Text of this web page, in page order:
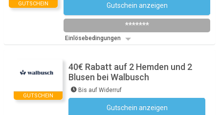
GUTSCHEIN Gutschein anzeigen
*******
Einlösebedingungen
GUTSCHEIN
40€ Rabatt auf 2 Hemden und 2
Blusen bei Walbusch
Bis auf Widerruf
Gutschein anzeigen